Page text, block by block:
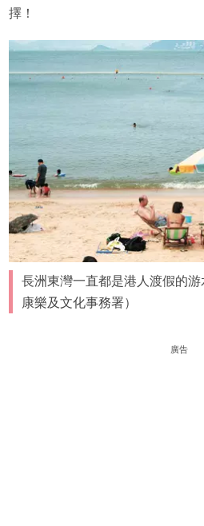
擇！
長洲東灣一直都是港人渡假的游
康樂及文化事務署）
廣告